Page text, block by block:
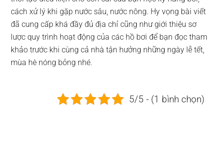
cách xử lý khi gặp nước sâu, nước nông. Hy vọng bài viết
đã cung cấp khá đầy đủ địa chỉ cũng như giới thiệu sơ
lược quy trình hoạt động của các hồ bơi để bạn đọc tham
khảo trước khi cùng cả nhà tận hưởng những ngày lễ tết,
mùa hè nóng bỏng nhé.
5/5 - (1 bình chọn)